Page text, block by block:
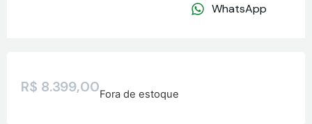
WhatsApp
R$ 8.399,00Fora de estoque